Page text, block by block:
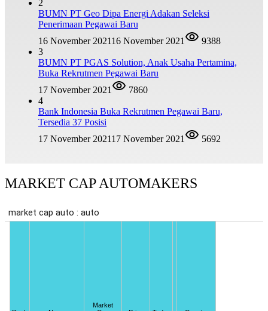
2
BUMN PT Geo Dipa Energi Adakan Seleksi
Penerimaan Pegawai Baru
16 November 202116 November 2021
9388
3
BUMN PT PGAS Solution, Anak Usaha Pertamina,
Buka Rekrutmen Pegawai Baru
17 November 2021
7860
4
Bank Indonesia Buka Rekrutmen Pegawai Baru,
Tersedia 37 Posisi
17 November 202117 November 2021 5692
MARKET CAP AUTOMAKERS